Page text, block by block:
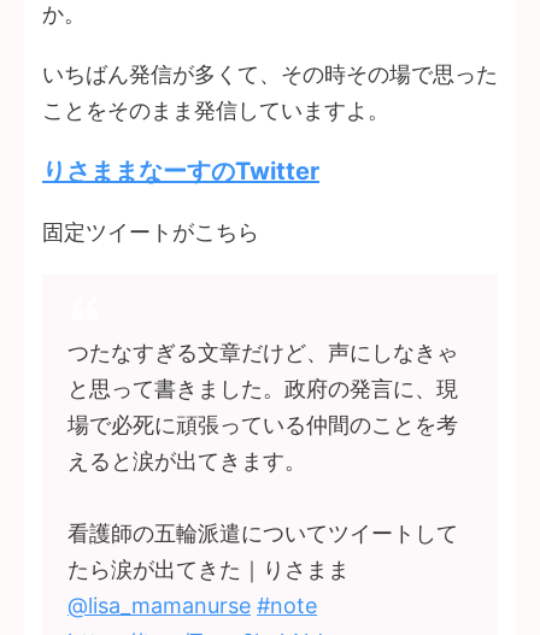
か。
いちばん発信が多くて、その時その場で思った
ことをそのまま発信していますよ。
りさままなーすのTwitter
固定ツイートがこちら
つたなすぎる文章だけど、声にしなきゃ
と思って書きました。政府の発言に、現
場で必死に頑張っている仲間のことを考
えると涙が出てきます。
看護師の五輪派遣についてツイートして
たら涙が出てきた｜りさまま
@lisa_mamanurse #note